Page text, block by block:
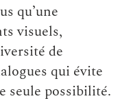
qu’une
visuels,
de
qui évite
seule possibilité.